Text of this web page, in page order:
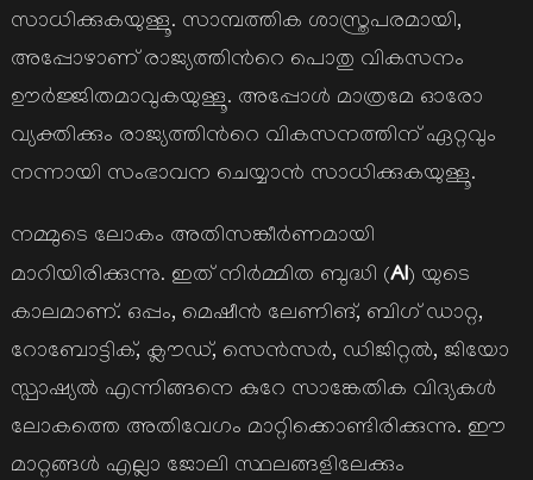
സാധിക്കുകയുള്ളൂ. സാമ്പത്തിക ശാസ്ത്രപരമായി,
അപ്പോഴാണ് രാജ്യത്തിന്‍റെ പൊതു വികസനം
ഊര്‍ജ്ജിതമാവുകയുള്ളൂ. അപ്പോള്‍ മാത്രമേ ഓരോ
വ്യക്തിക്കും രാജ്യത്തിന്‍റെ വികസനത്തിന് ഏറ്റവും
നന്നായി സംഭാവന ചെയ്യാന്‍ സാധിക്കുകയുള്ളൂ.
നമ്മുടെ ലോകം അതിസങ്കീര്‍ണമായി
മാറിയിരിക്കുന്നു. ഇത് നിര്‍മ്മിത ബുദ്ധി (AI) യുടെ
കാലമാണ്. ഒപ്പം, മെഷീന്‍ ലേണിങ്, ബിഗ് ഡാറ്റ,
റോബോട്ടിക്, ക്ലൗഡ്, സെന്‍സര്‍, ഡിജിറ്റല്‍, ജിയോ
സ്പാഷ്യല്‍ എന്നിങ്ങനെ കുറേ സാങ്കേതിക വിദ്യകള്‍
ലോകത്തെ അതിവേഗം മാറ്റിക്കൊണ്ടിരിക്കുന്നു. ഈ
മാറ്റങ്ങള്‍ എല്ലാ ജോലി സ്ഥലങ്ങളിലേക്കും